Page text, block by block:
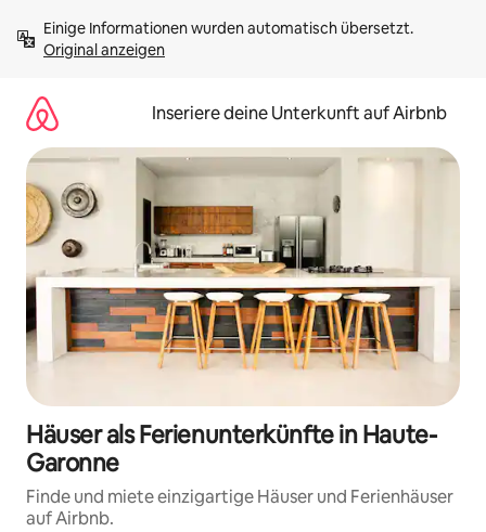
Inhalten
springenOriginal anzeigen
Inseriere deine Unterkunft auf Airbnb
Häuser als Ferienunterkünfte in Haute-
Garonne
Finde und miete einzigartige Häuser und Ferienhäuser
auf Airbnb.